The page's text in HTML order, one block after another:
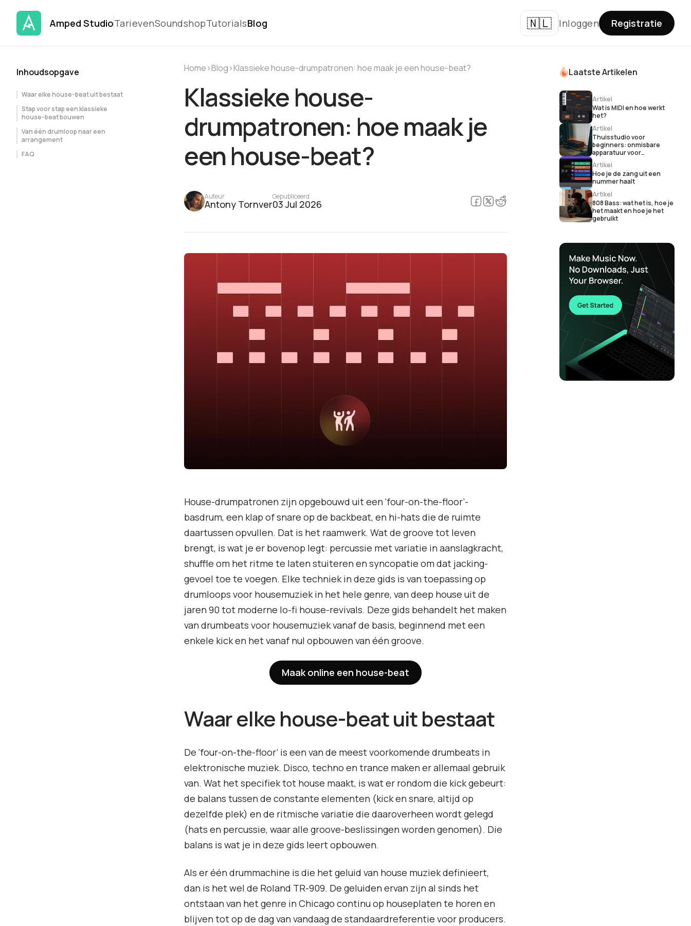
Amped StudioTarievenSoundshopTutorialsBlog 🇳🇱 Inloggen Registratie
Inhoudsopgave
Waar elke house-beat uit bestaat
Stap voor stap een klassieke
house-beat bouwen
Van één drumloop naar een
arrangement
FAQ
Home›Blog›Klassieke house-drumpatronen: hoe maak je een house-beat?
Klassieke house-
drumpatronen: hoe maak je
een house-beat?
Auteur
Antony Tornver
Gepubliceerd
03 Jul 2026
House-drumpatronen zijn opgebouwd uit een ‘four-on-the-floor’-
basdrum, een klap of snare op de backbeat, en hi-hats die de ruimte
daartussen opvullen. Dat is het raamwerk. Wat de groove tot leven
brengt, is wat je er bovenop legt: percussie met variatie in aanslagkracht,
shuffle om het ritme te laten stuiteren en syncopatie om dat jacking-
gevoel toe te voegen. Elke techniek in deze gids is van toepassing op
drumloops voor housemuziek in het hele genre, van deep house uit de
jaren 90 tot moderne lo-fi house-revivals. Deze gids behandelt het maken
van drumbeats voor housemuziek vanaf de basis, beginnend met een
enkele kick en het vanaf nul opbouwen van één groove.
Maak online een house-beat
Waar elke house-beat uit bestaat
De ‘four-on-the-floor’ is een van de meest voorkomende drumbeats in
elektronische muziek. Disco, techno en trance maken er allemaal gebruik
van. Wat het specifiek tot house maakt, is wat er rondom die kick gebeurt:
de balans tussen de constante elementen (kick en snare, altijd op
dezelfde plek) en de ritmische variatie die daaroverheen wordt gelegd
(hats en percussie, waar alle groove-beslissingen worden genomen). Die
balans is wat je in deze gids leert opbouwen.
Als er één drummachine is die het geluid van house muziek definieert,
dan is het wel de Roland TR-909. De geluiden ervan zijn al sinds het
ontstaan van het genre in Chicago continu op houseplaten te horen en
blijven tot op de dag van vandaag de standaardreferentie voor producers.
Laatste Artikelen
Artikel
Wat is MIDI en hoe werkt
het?
Artikel
Thuisstudio voor
beginners: onmisbare
apparatuur voor
muziekproductie
Artikel
Hoe je de zang uit een
nummer haalt
Artikel
808 Bass: wat het is, hoe je
het maakt en hoe je het
gebruikt